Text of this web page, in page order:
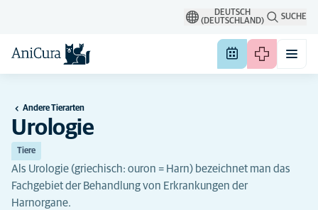
DEUTSCH
(DEUTSCHLAND)
SUCHE
Andere Tierarten
Urologie
Tiere
Als Urologie (griechisch: ouron = Harn) bezeichnet man das
Fachgebiet der Behandlung von Erkrankungen der
Harnorgane.